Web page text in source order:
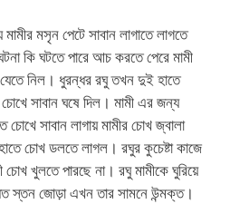
মসৃন পেটে সাবান লাগাতে লাগতে
কি ঘটতে পারে আচ করতে পেরে মামী
নিল। ধুরন্ধর রঘু তখন দুই হাতে
চোখে সাবান ঘষে দিল। মামী এর জন্য
সাবান লাগায় মামীর চোখ জ্বালা
চোখ ডলতে লাগল। রঘুর কুচেষ্টা কাজে
চোখ খুলতে পারছে না। রঘু মামীকে ঘুরিয়ে
স্তন জোড়া এখন তার সামনে উন্মক্ত।